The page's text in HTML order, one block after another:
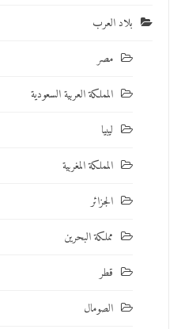
بلاد العرب
مصر
المملكة العربية السعودية
ليبيا
المملكة المغربية
الجزائر
مملكة البحرين
قطر
الصومال